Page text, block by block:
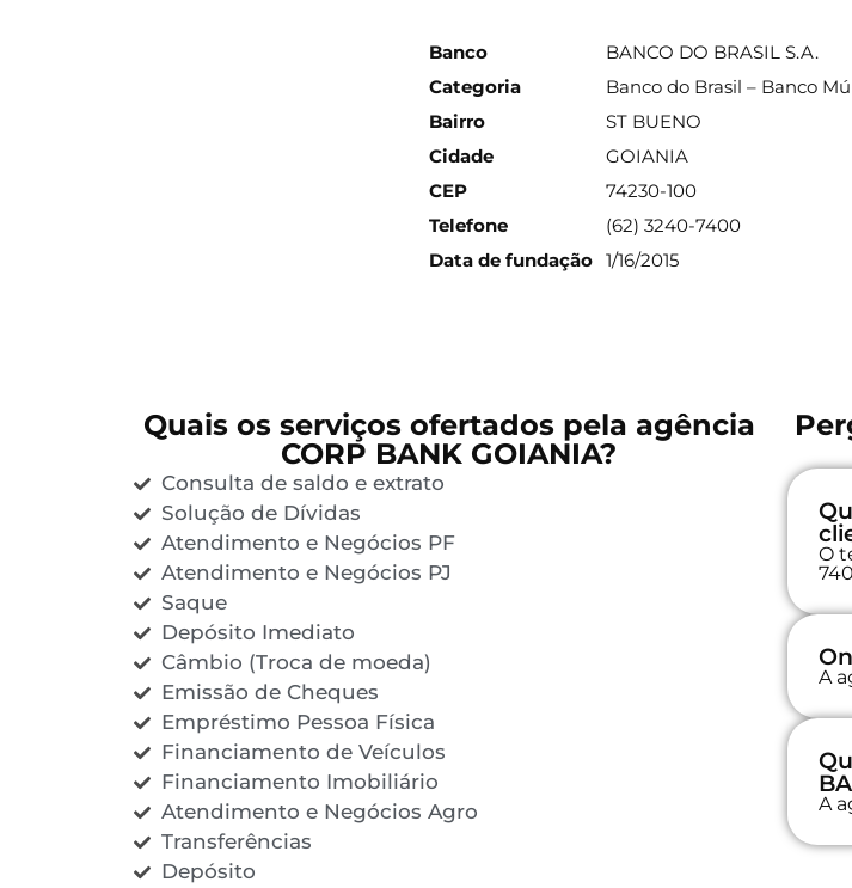
Banco
BANCO DO BRASIL S.A.
Categoria
Banco do Brasil – Banco
Bairro
ST BUENO
Cidade
GOIANIA
CEP
74230-100
Telefone
(62) 3240-7400
Data de fundação 1/16/2015
Quais os serviços ofertados pela agência
CORP BANK GOIANIA?
Consulta de saldo e extrato
Solução de Dívidas
Atendimento e Negócios PF
Atendimento e Negócios PJ
Saque
Depósito Imediato
Câmbio (Troca de moeda)
Emissão de Cheques
Empréstimo Pessoa Física
Financiamento de Veículos
Financiamento Imobiliário
Atendimento e Negócios Agro
Transferências
Depósito
O
A
A